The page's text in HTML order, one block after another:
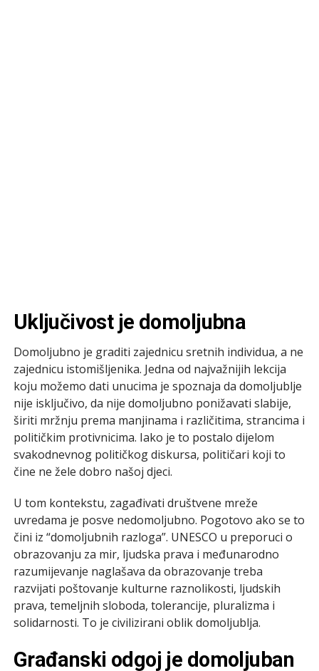
Uključivost je domoljubna
Domoljubno je graditi zajednicu sretnih individua, a ne
zajednicu istomišljenika. Jedna od najvažnijih lekcija
koju možemo dati unucima je spoznaja da domoljublje
nije isključivo, da nije domoljubno ponižavati slabije,
širiti mržnju prema manjinama i različitima, strancima i
političkim protivnicima. Iako je to postalo dijelom
svakodnevnog političkog diskursa, političari koji to
čine ne žele dobro našoj djeci.
U tom kontekstu, zagađivati društvene mreže
uvredama je posve nedomoljubno. Pogotovo ako se to
čini iz “domoljubnih razloga”. UNESCO u preporuci o
obrazovanju za mir, ljudska prava i međunarodno
razumijevanje naglašava da obrazovanje treba
razvijati poštovanje kulturne raznolikosti, ljudskih
prava, temeljnih sloboda, tolerancije, pluralizma i
solidarnosti. To je civilizirani oblik domoljublja.
Građanski odgoj je domoljuban